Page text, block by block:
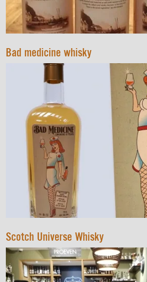
Bad medicine whisky
Scotch Universe Whisky